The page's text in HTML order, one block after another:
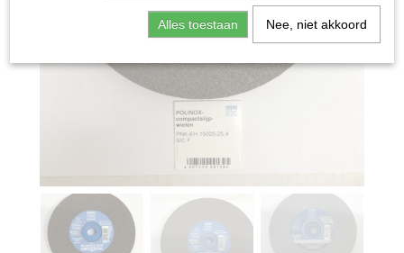
Alles toestaan Nee, niet akkoord